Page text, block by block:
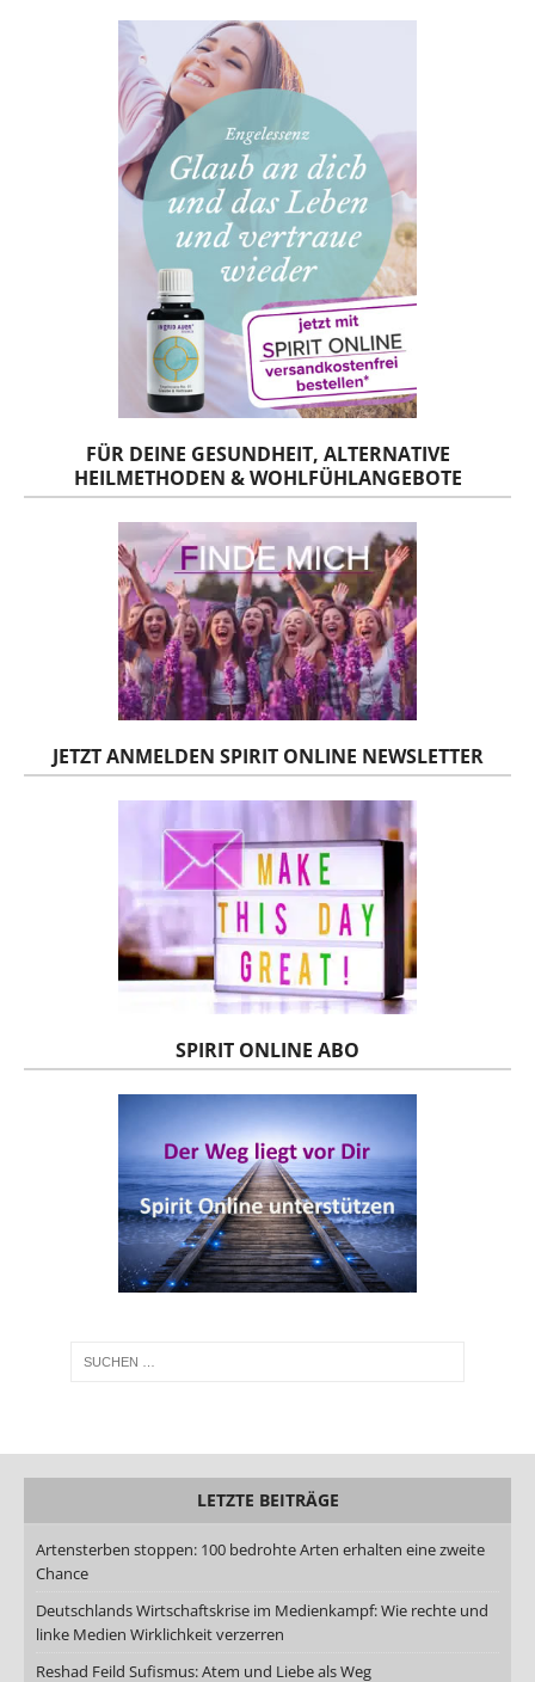
FÜR DEINE GESUNDHEIT, ALTERNATIVE
HEILMETHODEN & WOHLFÜHLANGEBOTE
JETZT ANMELDEN SPIRIT ONLINE NEWSLETTER
SPIRIT ONLINE ABO
LETZTE BEITRÄGE
Artensterben stoppen: 100 bedrohte Arten erhalten eine zweite
Chance
Deutschlands Wirtschaftskrise im Medienkampf: Wie rechte und
linke Medien Wirklichkeit verzerren
Reshad Feild Sufismus: Atem und Liebe als Weg